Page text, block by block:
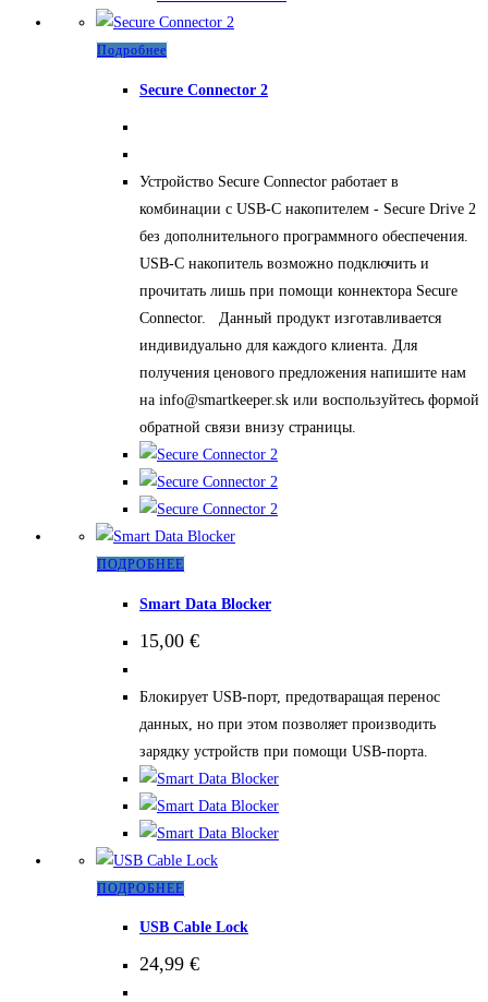
Подробнее
Secure Connector 2
Устройство Secure Connector работает в
комбинации с USB-C накопителем - Secure Drive 2
без дополнительного программного обеспечения.
USB-С накопитель возможно подключить и
прочитать лишь при помощи коннектора Secure
Connector. Данный продукт изготавливается
индивидуально для каждого клиента. Для
получения ценового предложения напишите нам
на info@smartkeeper.sk или воспользуйтесь формой
обратной связи внизу страницы.
ПОДРОБНЕЕ
несколько
Опции
можно
выбрать
на
странице
товара.
Smart Data Blocker
15,00 €
Блокирует USB-порт, предотваращая перенос
данных, но при этом позволяет производить
зарядку устройств при помощи USB-порта.
ПОДРОБНЕЕЭтот
несколько
USB Cable Lock
24,99 €